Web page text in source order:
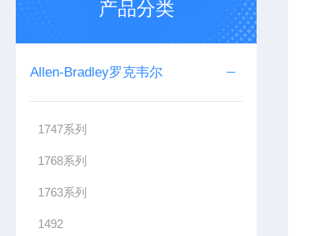
产品分类
Allen-Bradley罗克韦尔
1747系列
1768系列
1763系列
1492